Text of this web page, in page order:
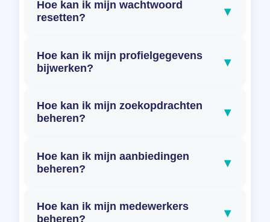
Hoe kan ik mijn wachtwoord
resetten?
▾
Hoe kan ik mijn profielgegevens
bijwerken?
▾
Hoe kan ik mijn zoekopdrachten
beheren?
▾
Hoe kan ik mijn aanbiedingen
beheren?
▾
Hoe kan ik mijn medewerkers
beheren?
▾